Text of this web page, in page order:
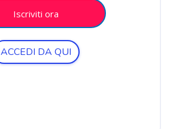
Iscriviti ora
ACCEDI DA QUI